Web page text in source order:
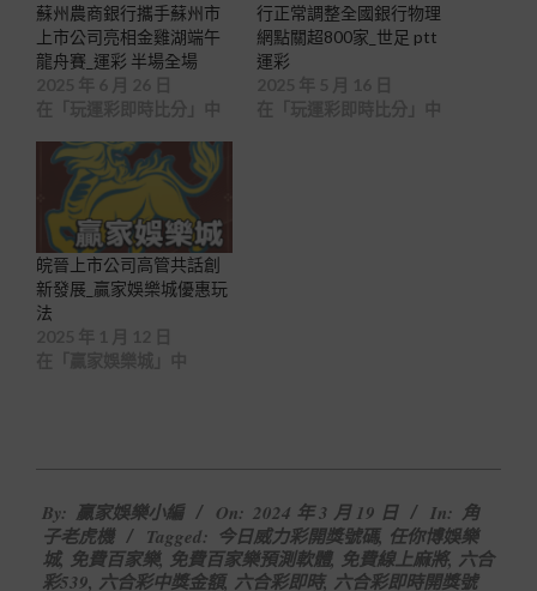
蘇州農商銀行攜手蘇州市
上市公司亮相金雞湖端午
龍舟賽_運彩 半場全場
行正常調整全國銀行物理
網點關超800家_世足 ptt
運彩
皖晉上市公司高管共話創
新發展_贏家娛樂城優惠玩
法
03-
19
By: 贏家娛樂小編 On: 2024 年 3 月 19 日 In: 角
子老虎機
Tagged: 今日威力彩開獎號碼, 任你博娛樂
城, 免費百家樂, 免費百家樂預測軟體, 免費線上麻將, 六合
彩539, 六合彩中獎金額, 六合彩即時, 六合彩即時開獎號